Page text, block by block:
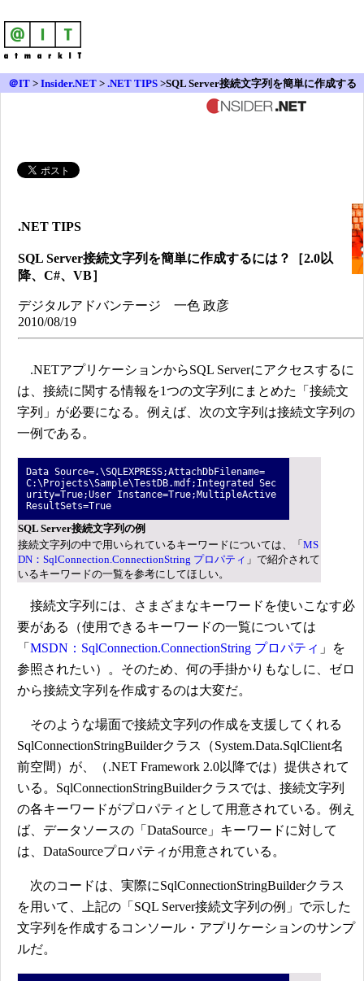
＠IT > Insider.NET > .NET TIPS >SQL Server接続文字列を簡単に作成する
.NET TIPS
SQL Server接続文字列を簡単に作成するには？［2.0以
降、C#、VB］
デジタルアドバンテージ 一色 政彦
2010/08/19
.NETアプリケーションからSQL Serverにアクセスするに
は、接続に関する情報を1つの文字列にまとめた「接続文
字列」が必要になる。例えば、次の文字列は接続文字列の
一例である。
Data Source=.\SQLEXPRESS;AttachDbFilename=
C:\Projects\Sample\TestDB.mdf; Integrated Sec
urity=True;User Instance=True;MultipleActive
ResultSets=True
SQL Server接続文字列の例
接続文字列の中で用いられているキーワードについては、「 MS
DN：SqlConnection.ConnectionString プロパティ 」で紹介されて
いるキーワードの一覧を参考にしてほしい。
接続文字列には、さまざまなキーワードを使いこなす必
要がある（使用できるキーワードの一覧については
「 MSDN：SqlConnection.ConnectionString プロパティ 」を
参照されたい）。そのため、何の手掛かりもなしに、ゼロ
から接続文字列を作成するのは大変だ。
そのような場面で接続文字列の作成を支援してくれる
SqlConnectionStringBuilderクラス（System.Data.SqlClient名
前空間）が、（.NET Framework 2.0以降では）提供されて
いる。SqlConnectionStringBuilderクラスでは、接続文字列
の各キーワードがプロパティとして用意されている。例え
ば、データソースの「DataSource」キーワードに対して
は、DataSourceプロパティが用意されている。
次のコードは、実際にSqlConnectionStringBuilderクラス
を用いて、上記の「SQL Server接続文字列の例」で示した
文字列を作成するコンソール・アプリケーションのサンプ
ルだ。